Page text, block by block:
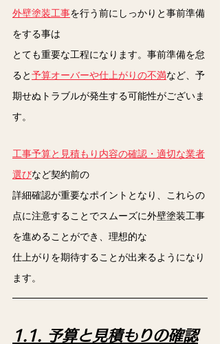
外壁塗装工事を行う前にしっかりと事前準備
をする事は
とても重要な工程になります。事前準備を怠
ると予算オーバーや仕上がりの不満など、予
期せぬトラブルが発生する可能性がございま
す。
工事予算と見積もり内容の確認・適切な業者
選びなど契約前の
詳細確認が重要なポイントとなり、これらの
点に注意することでスムーズに外壁塗装工事
を進めることができ、理想的な
仕上がりを期待することが出来るようになり
ます。
1.1. 予算と見積もりの確認